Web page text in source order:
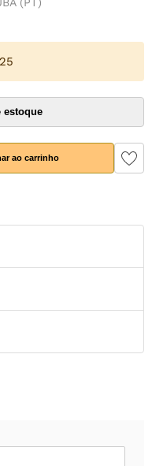
estoque
ao carrinho